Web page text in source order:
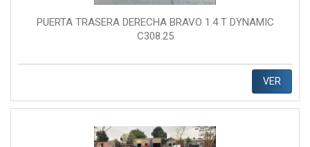
PUERTA TRASERA DERECHA BRAVO 1.4 T DYNAMIC
C308.25
VER